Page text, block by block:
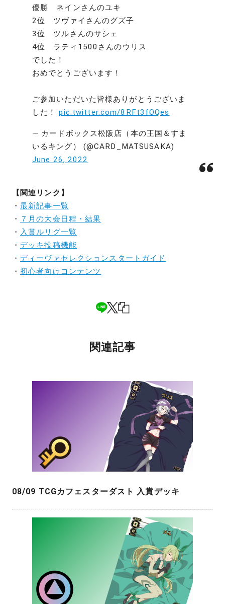
優勝 ネインさんのユキ
2位 ツヴァイさんのグズ子
3位 ツルさんのサシェ
4位 ラティ1500さんのウリス
でした！
おめでとうございます！
ご参加いただいた皆様ありがとうございま
した！pic.twitter.com/8RFt3fOQes
— カードボックス松阪店（本の王国＆すま
いるキング） (@CARD_MATSUSAKA)
June 26, 2022
【関連リンク】
・最新記事一覧
・
７月の大会日程・結果
・ 入賞ルリグ一覧
・ デッキ投稿機能
・ ディーヴァセレクションスタートガイド
・初心者向けコンテンツ
関連記事
08/09 TCGカフェスターダスト 入賞デッキ